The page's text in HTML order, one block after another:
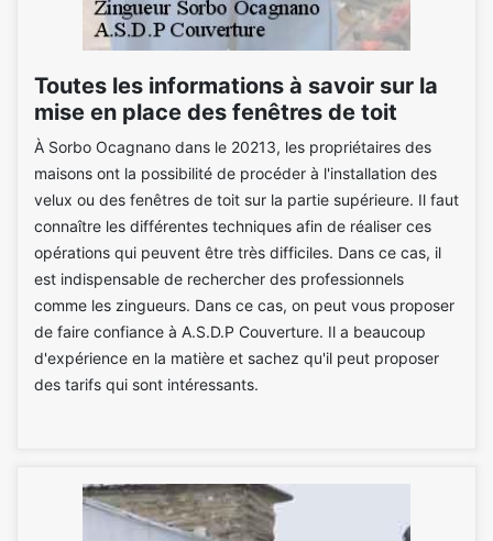
Toutes les informations à savoir sur la
mise en place des fenêtres de toit
À Sorbo Ocagnano dans le 20213, les propriétaires des
maisons ont la possibilité de procéder à l'installation des
velux ou des fenêtres de toit sur la partie supérieure. Il faut
connaître les différentes techniques afin de réaliser ces
opérations qui peuvent être très difficiles. Dans ce cas, il
est indispensable de rechercher des professionnels
comme les zingueurs. Dans ce cas, on peut vous proposer
de faire confiance à A.S.D.P Couverture. Il a beaucoup
d'expérience en la matière et sachez qu'il peut proposer
des tarifs qui sont intéressants.